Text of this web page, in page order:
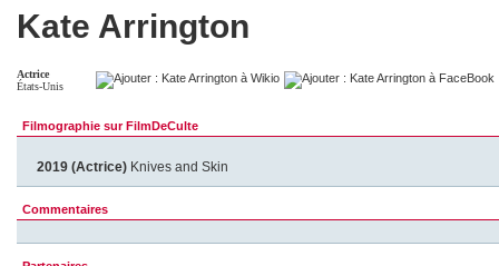
Kate Arrington
Actrice
États-Unis
Filmographie sur FilmDeCulte
2019 (Actrice) Knives and Skin
Commentaires